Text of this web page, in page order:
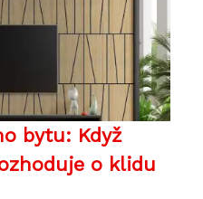
bytu: Když
o klidu